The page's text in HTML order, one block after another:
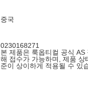
중국
0230168271
본 제품은 룩옵티컬 공식
해 접수가 가능하며, 제품 상
준이 상이하게 적용될 수 있